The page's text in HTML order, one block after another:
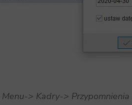
Menu-> Kadry-> Przypomnienia